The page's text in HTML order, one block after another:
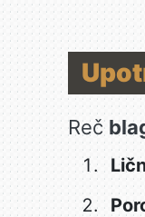
Reč